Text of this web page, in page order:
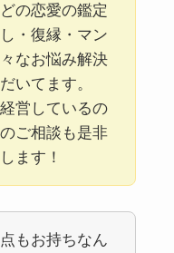
の恋愛の鑑定
・復縁・マン
なお悩み解決
いてます。
営しているの
ご相談も是非
ます！
もお持ちなん